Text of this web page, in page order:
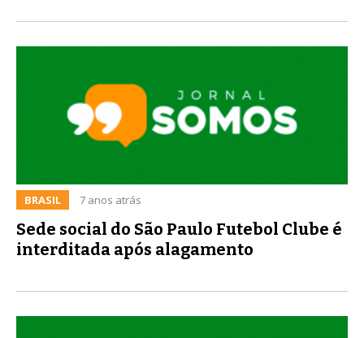
BRASIL 7 anos atrás
Sede social do São Paulo Futebol Clube é
interditada após alagamento